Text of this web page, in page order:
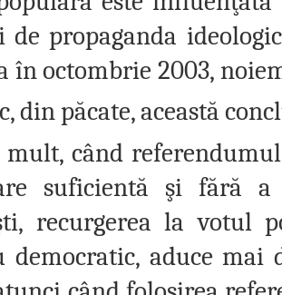
de propaganda
în octombrie 2003,
din păcate, această
când
suficientă şi fără
recurgerea la votul
democratic, aduce mai